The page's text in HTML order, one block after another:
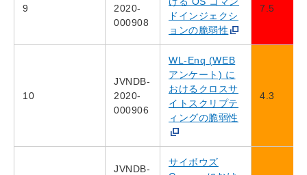
9
2020-
000908
ドインジェクシ
ョンの脆弱性
7.5
10
JVNDB-
2020-
000906
WL-Enq (WEB
アンケート) に
おけるクロスサ
イトスクリプテ
ィングの脆弱性
4.3
JVNDB-
サイボウズ